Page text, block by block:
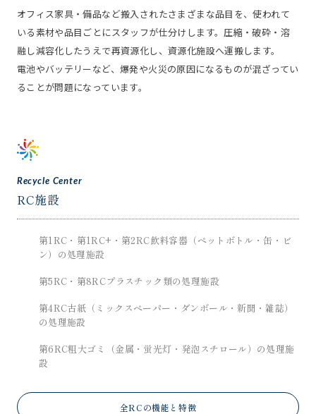
Recycle Center
RC施設
第1RC・第1RC+・第2RC飲料容器（ペットボトル・缶・ビ
ン）の処理施設
第5RC・第8RCプラスチック類の処理施設
第4RC古紙（ミックスペーパー・ダンボール・新聞・雑誌）
の処理施設
第6RC粗大ゴミ（金属・蛍光灯・発泡スチロール）の処理施
設
全RCの機能と特徴
オフィス家具・備品など搬入されたさまざまな品目を、使われて
いる素材や品目ごとにスタッフが仕分けします。圧縮・破砕・溶
融し減容化したうえで再資源化し、資源化施設へ運搬します。
電池やバッテリーなど、爆発や火災の原因になるものが混ざってい
ることが問題になっています。